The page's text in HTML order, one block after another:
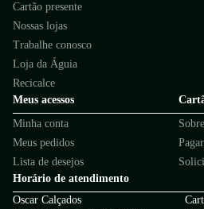
Cartão presente
Nossas lojas
Trabalhe conosco
Loja da Águia
Recicalce
Meus acessos
Minha conta
Meus pedidos
Lista de desejos
Horário de atendimento
Oscar Calçados